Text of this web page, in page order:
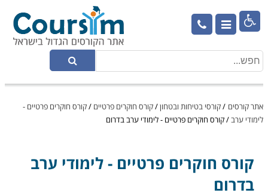

אתר קורסים /קורסי בטיחות ובטחון/קורס חוקרים פרטיים /קורס חוקרים פרטיים -
לימודי ערב/קורס חוקרים פרטיים - לימודי ערב בדרום
קורס חוקרים פרטיים - לימודי ערב
בדרום